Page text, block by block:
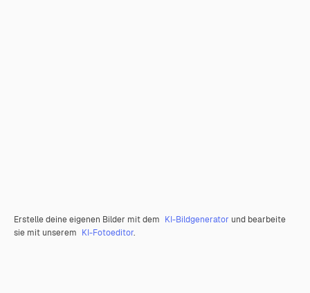
Erstelle deine eigenen Bilder mit dem KI-Bildgenerator und bearbeite
sie mit unserem KI-Fotoeditor.